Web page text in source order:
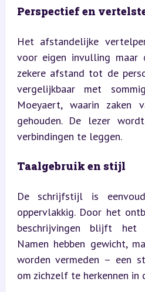
Perspectief en
Het afstandelijke
voor eigen invulling maar
zekere afstand tot de
vergelijkbaar met
Moeyaert, waarin zaken
gehouden. De lezer
verbindingen te leggen.
Taalgebruik en stijl
De schrijfstijl is
oppervlakkig. Door het
beschrijvingen blijft het
Namen hebben gewicht,
worden vermeden – een
om zichzelf te herkennen in